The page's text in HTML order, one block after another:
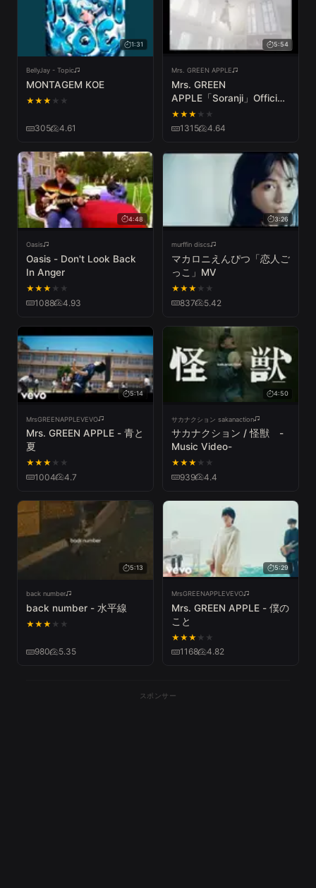
1:31
BellyJay - Topic
MONTAGEM KOE
★★★ ★ ★
305 4.61
5:54
Mrs. GREEN APPLE
Mrs. GREEN
APPLE「Soranji」Official
Music Video
★★★ ★ ★
1315 4.64
4:48
Oasis
Oasis - Don't Look Back
In Anger
★★★ ★ ★
1088 4.93
3:26
murffin discs
マカロニえんぴつ「恋人ご
っこ」MV
★★★ ★ ★
837 5.42
5:14
MrsGREENAPPLEVEVO
Mrs. GREEN APPLE - 青と
夏
★★★ ★ ★
1004 4.7
4:50
サカナクション sakanaction
サカナクション / 怪獣 -
Music Video-
★★★ ★ ★
939 4.4
5:13
back number
back number - 水平線
★★★ ★ ★
980 5.35
5:29
MrsGREENAPPLEVEVO
Mrs. GREEN APPLE - 僕の
こと
★★★ ★ ★
1168 4.82
スポンサー